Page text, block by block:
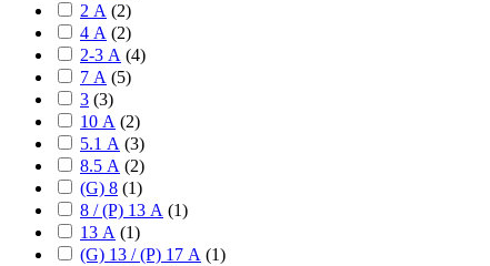
2 А (2)
4 А (2)
2-3 А (4)
7 А (5)
3 (3)
10 А (2)
5.1 А (3)
8.5 А (2)
(G) 8 (1)
8 / (P) 13 А (1)
13 А (1)
(G) 13 / (P) 17 А (1)